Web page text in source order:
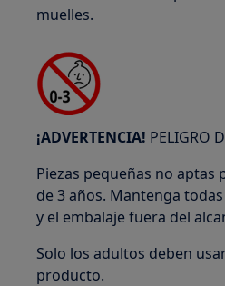
muelles.
¡ADVERTENCIA! PELIGRO
Piezas pequeñas no aptas
de 3 años. Mantenga
y el embalaje fuera del
Solo los adultos deben
producto.